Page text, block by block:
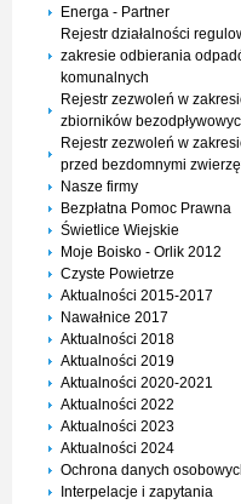
Energa - Partner
Rejestr działalności
zakresie odbierania
komunalnych
Rejestr zezwoleń w
zbiorników
Rejestr zezwoleń w
przed bezdomnymi
Nasze firmy
Bezpłatna Pomoc Prawna
Świetlice Wiejskie
Moje Boisko - Orlik 2012
Czyste Powietrze
Aktualności 2015-2017
Nawałnice 2017
Aktualności 2018
Aktualności 2019
Aktualności 2020-2021
Aktualności 2022
Aktualności 2023
Aktualności 2024
Ochrona danych
Interpelacje i zapytania